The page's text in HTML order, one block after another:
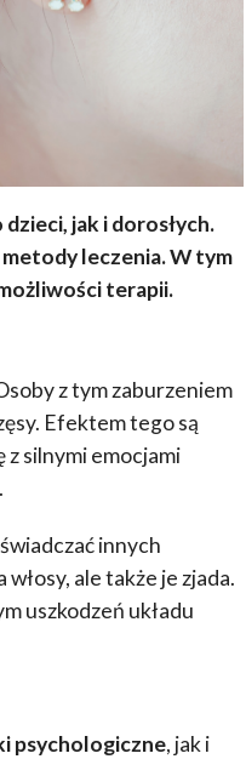
jak i dorosłych.
leczenia. W tym
terapii.
z tym zaburzeniem
Efektem tego są
z silnymi emocjami
innych
ale także je zjada.
uszkodzeń układu
psychologiczne, jak i